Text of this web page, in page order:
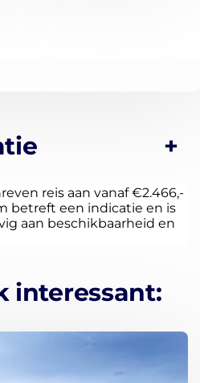
reis aan vanaf €2.466,-
betreft een indicatie en is
aan beschikbaarheid en
interessant: